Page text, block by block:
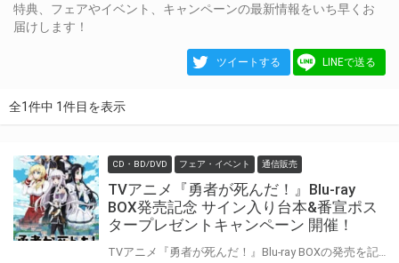
特典、フェアやイベント、キャンペーンの最新情報をいち早くお
届けします！
ツイートする LINEで送る
全1件中 1件目を表示
CD・BD/DVD フェア・イベント 通信販売
TVアニメ『勇者が死んだ！』Blu-ray
BOX発売記念 サイン入り台本&番宣ポス
タープレゼントキャンペーン 開催！